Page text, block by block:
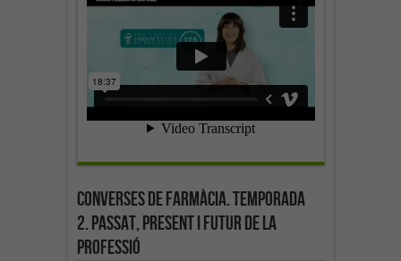
Converses de farmàcia. Temporada
2. Passat, present i futur de la
professió